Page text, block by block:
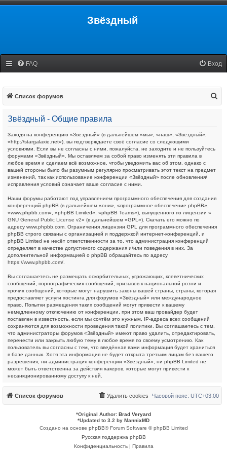
Звёздный
FAQ Вход
Список форумов
Звёздный - Общие правила
Заходя на конференцию «Звёздный» (в дальнейшем «мы», «наш», «Звёздный»,
«http://stargalaxie.net»), вы подтверждаете своё согласие со следующими
условиями. Если вы не согласны с ними, пожалуйста, не заходите и не пользуйтесь
форумами «Звёздный». Мы оставляем за собой право изменять эти правила в
любое время и сделаем всё возможное, чтобы уведомить вас об этом, однако с
вашей стороны было бы разумным регулярно просматривать этот текст на предмет
изменений, так как использование конференции «Звёздный» после обновления/
исправления условий означает ваше согласие с ними.
Наши форумы работают под управлением программного обеспечения для создания
конференций phpBB (в дальнейшем «они», «программное обеспечение phpBB»,
«www.phpbb.com», «phpBB Limited», «phpBB Teams»), выпущенного по лицензии «
GNU General Public License v2» (в дальнейшем «GPL»). Скачать его можно по
адресу www.phpbb.com . Ограничения лицензии GPL для программного обеспечения
phpBB строго связаны с организацией и поддержкой интернет-конференций, и
phpBB Limited не несёт ответственности за то, что администрация конференций
определяет в качестве допустимого содержания и/или поведения в них. За
дополнительной информацией о phpBB обращайтесь по адресу
https://www.phpbb.com/
Вы соглашаетесь не размещать оскорбительных, угрожающих, клеветнических
сообщений, порнографических сообщений, призывов к национальной розни и
прочих сообщений, которые могут нарушить законы вашей страны, страны, которая
предоставляет услуги хостинга для форумов «Звёздный» или международное
право. Попытки размещения таких сообщений могут привести к вашему
немедленному отключению от конференции, при этом ваш провайдер будет
поставлен в известность, если мы сочтём это нужным. IP-адреса всех сообщений
сохраняются для возможности проведения такой политики. Вы соглашаетесь с тем,
что администраторы форумов «Звёздный» имеют право удалить, отредактировать,
перенести или закрыть любую тему в любое время по своему усмотрению. Как
пользователь вы согласны с тем, что введённая вами информация будет храниться
в базе данных. Хотя эта информация не будет открыта третьим лицам без вашего
разрешения, ни администрация конференции «Звёздный», ни phpBB Limited не
может быть ответственна за действия хакеров, которые могут привести к
несанкционированному доступу к ней.
Список форумов Часовой пояс: UTC+03:00
Удалить cookies
*Original Author: Brad Veryard
*Updated to 3.2 by MannixMD
Создано на основе phpBB® Forum Software © phpBB Limited
Русская поддержка phpBB
Конфиденциальность| Правила